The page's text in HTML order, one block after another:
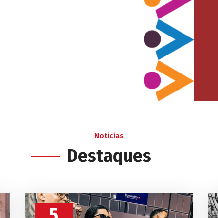
Notícias
Destaques